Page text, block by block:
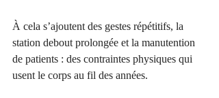
À cela s’ajoutent des gestes répétitifs, la
station debout prolongée et la manutention
de patients : des contraintes physiques qui
usent le corps au fil des années.